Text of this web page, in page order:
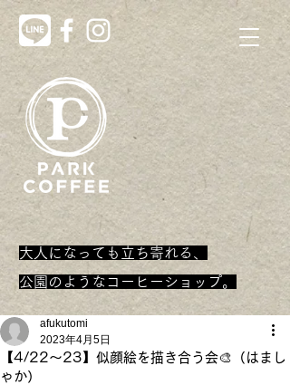
大人になっても立ち寄れる、
​公園のようなコーヒーショップ。
【4/22〜23】似顔絵を描き合う会🎨（はまし
ゃか）
afukutomi
2023年4月5日